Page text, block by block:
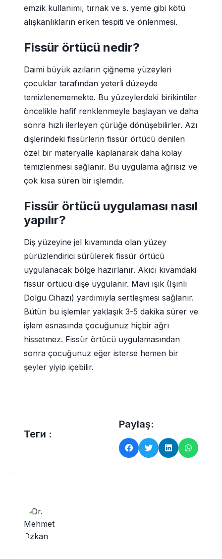
emzik kullanımı, tırnak ve s. yeme gibi kötü
alışkanlıkların erken tespiti ve önlenmesi.
Fissür örtücü nedir?
Daimi büyük azıların çiğneme yüzeyleri
çocuklar tarafından yeterli düzeyde
temizlenememekte. Bu yüzeylerdeki birikintiler
öncelikle hafif renklenmeyle başlayan ve daha
sonra hızlı ilerleyen çürüğe dönüşebilirler. Azı
dişlerindeki fissürlerin fissür örtücü denilen
özel bir materyalle kaplanarak daha kolay
temizlenmesi sağlanır. Bu uygulama ağrısız ve
çok kısa süren bir işlemdir.
Fissür örtücü uygulaması nasıl
yapılır?
Diş yüzeyine jel kıvamında olan yüzey
pürüzlendirici sürülerek fissür örtücü
uygulanacak bölge hazırlanır. Akıcı kıvamdaki
fissür örtücü dişe uygulanır. Mavi ışık (Işınlı
Dolgu Cihazı) yardımıyla sertleşmesi sağlanır.
Bütün bu işlemler yaklaşık 3-5 dakika sürer ve
işlem esnasında çocuğunuz hiçbir ağrı
hissetmez. Fissür örtücü uygulamasından
sonra çocuğunuz eğer isterse hemen bir
şeyler yiyip içebilir.
Теги :
Paylaş: